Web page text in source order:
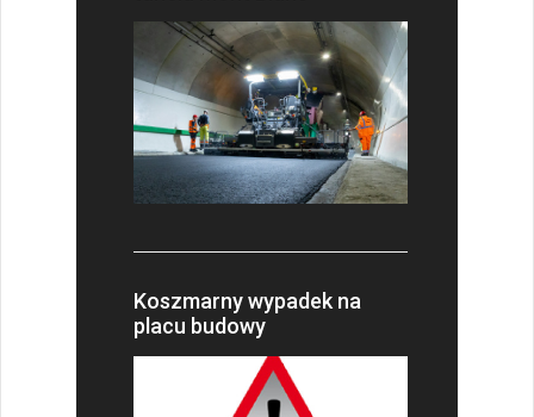
Koszmarny wypadek na
placu budowy